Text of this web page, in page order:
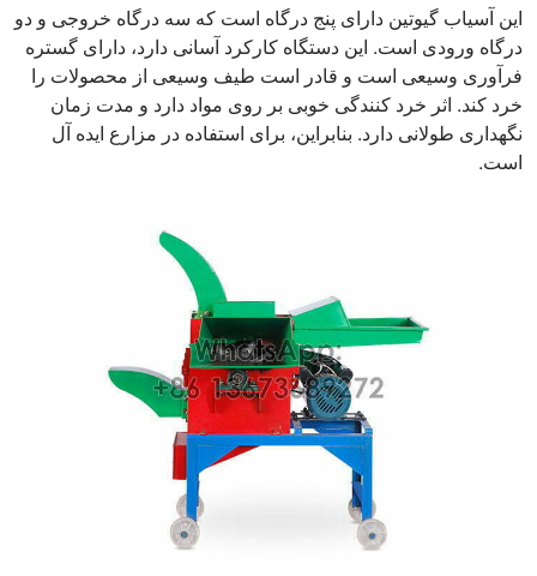
این آسیاب گیوتین دارای پنج درگاه است که سه درگاه خروجی و دو
درگاه ورودی است. این دستگاه کارکرد آسانی دارد، دارای گستره
فرآوری وسیعی است و قادر است طیف وسیعی از محصولات را
خرد کند. اثر خرد کنندگی خوبی بر روی مواد دارد و مدت زمان
نگهداری طولانی دارد. بنابراین، برای استفاده در مزارع ایده آل
است.